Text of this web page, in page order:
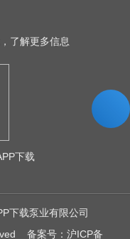
，了解更多信息
下载
下载泵业有限公司
备案号：沪ICP备